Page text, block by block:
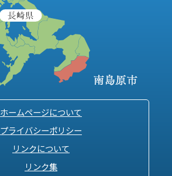
ホームページについて
プライバシーポリシー
リンクについて
リンク集